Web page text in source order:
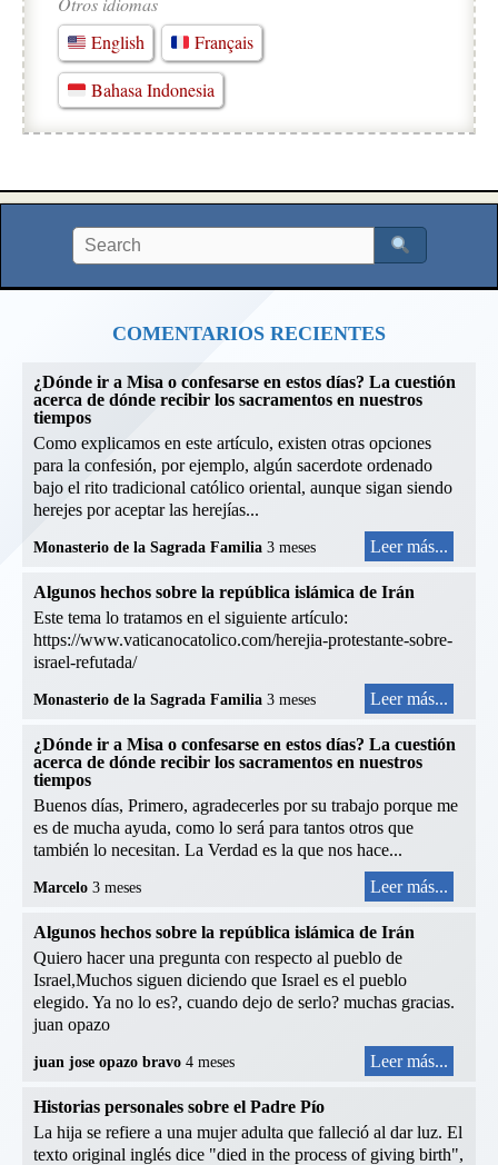
English
Français
Bahasa Indonesia
COMENTARIOS RECIENTES
¿Dónde ir a Misa o confesarse en estos días? La cuestión
acerca de dónde recibir los sacramentos en nuestros
tiempos
Como explicamos en este artículo, existen otras opciones
para la confesión, por ejemplo, algún sacerdote ordenado
bajo el rito tradicional católico oriental, aunque sigan siendo
herejes por aceptar las herejías...
Monasterio de la Sagrada Familia 3 meses Leer más...
Algunos hechos sobre la república islámica de Irán
Este tema lo tratamos en el siguiente artículo:
https://www.vaticanocatolico.com/herejia-protestante-sobre-
israel-refutada/
Monasterio de la Sagrada Familia 3 meses Leer más...
¿Dónde ir a Misa o confesarse en estos días? La cuestión
acerca de dónde recibir los sacramentos en nuestros
tiempos
Buenos días, Primero, agradecerles por su trabajo porque me
es de mucha ayuda, como lo será para tantos otros que
también lo necesitan. La Verdad es la que nos hace...
Marcelo 3 meses Leer más...
Algunos hechos sobre la república islámica de Irán
Quiero hacer una pregunta con respecto al pueblo de
Israel,Muchos siguen diciendo que Israel es el pueblo
elegido. Ya no lo es?, cuando dejo de serlo? muchas gracias.
juan opazo
juan jose opazo bravo 4 meses Leer más...
Historias personales sobre el Padre Pío
La hija se refiere a una mujer adulta que falleció al dar luz. El
texto original inglés dice "died in the process of giving birth",